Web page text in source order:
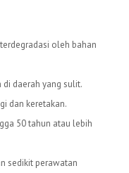
oleh bahan
di daerah yang sulit.
dan keretakan.
50 tahun atau lebih
sedikit perawatan